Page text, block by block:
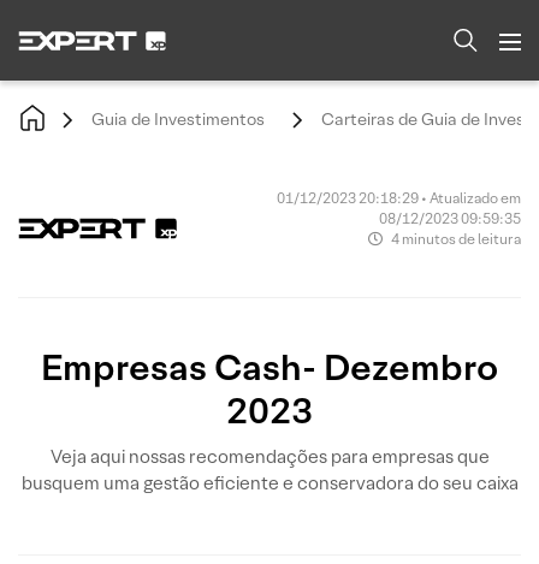
Guia de Investimentos Carteiras de Guia de
01/12/2023 20:18:29 • Atualizado em
08/12/2023 09:59:35
4 minutos de leitura
Empresas Cash- Dezembro
2023
Veja aqui nossas recomendações para empresas que
busquem uma gestão eficiente e conservadora do seu caixa